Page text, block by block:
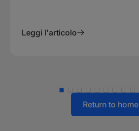
Leggi l'articolo
Return to home